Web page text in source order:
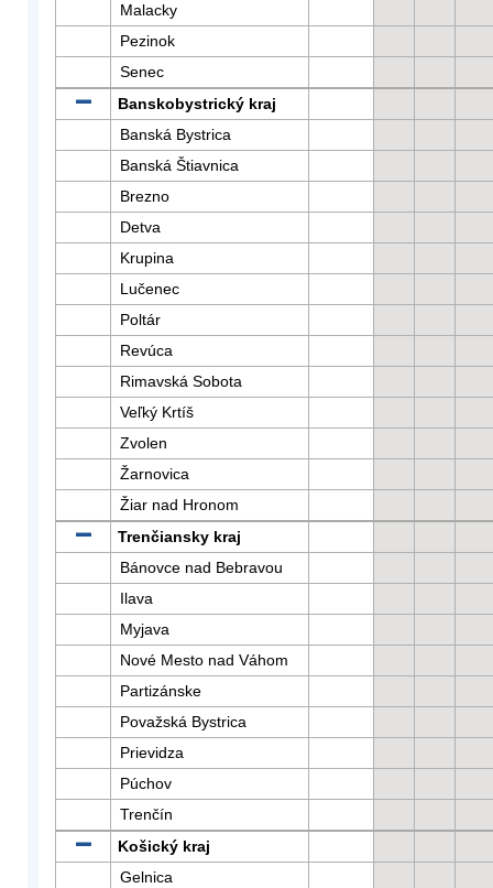
Malacky
Pezinok
Senec
Banskobystrický kraj
Banská Bystrica
Banská Štiavnica
Brezno
Detva
Krupina
Lučenec
Poltár
Revúca
Rimavská Sobota
Veľký Krtíš
Zvolen
Žarnovica
Žiar nad Hronom
Trenčiansky kraj
Bánovce nad Bebravou
Ilava
Myjava
Nové Mesto nad Váhom
Partizánske
Považská Bystrica
Prievidza
Púchov
Trenčín
Košický kraj
Gelnica